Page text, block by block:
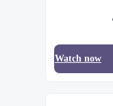
Watch now